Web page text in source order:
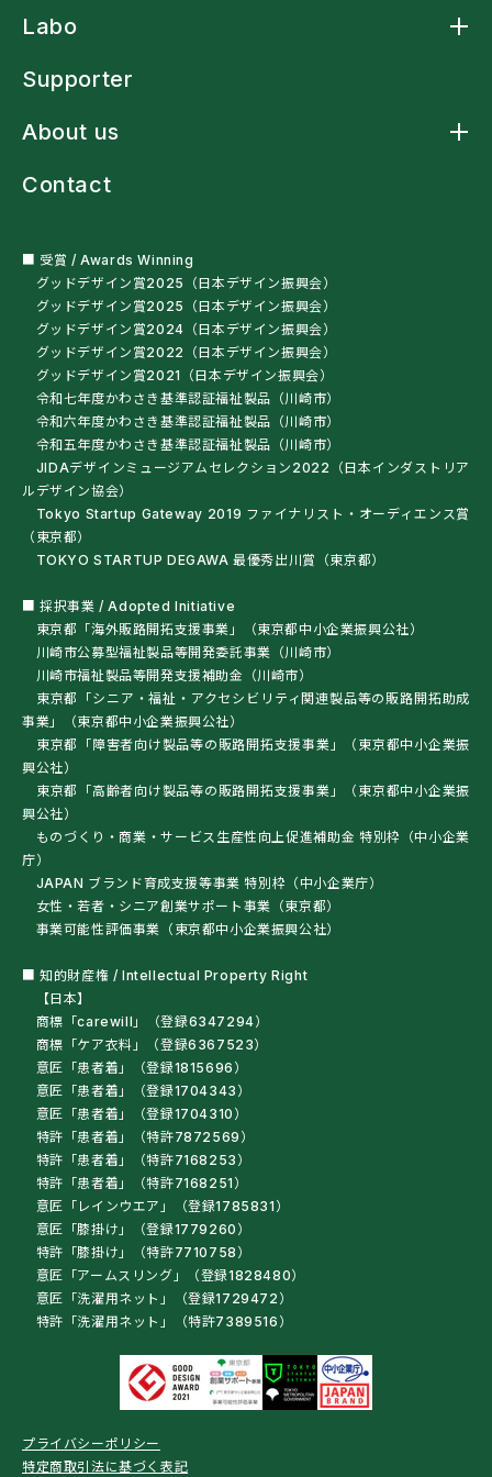
アームスリングケープ
アームスリング標準型
アームストラップシャツ
多機能レインウェア
ペットボトルオープナー
Labo
Supporter
About us
ニュース
会社概要
Contact
■ 受賞 / Awards Winning
グッドデザイン賞2025（日本デザイン振興会）
グッドデザイン賞2025（日本デザイン振興会）
グッドデザイン賞2024（日本デザイン振興会）
グッドデザイン賞2022（日本デザイン振興会）
グッドデザイン賞2021（日本デザイン振興会）
令和七年度かわさき基準認証福祉製品（川崎市）
令和六年度かわさき基準認証福祉製品（川崎市）
令和五年度かわさき基準認証福祉製品（川崎市）
JIDAデザインミュージアムセレクション2022（日本インダストリア
ルデザイン協会）
Tokyo Startup Gateway 2019 ファイナリスト・オーディエンス賞
（東京都）
TOKYO STARTUP DEGAWA 最優秀出川賞（東京都）
■ 採択事業 / Adopted Initiative
東京都「海外販路開拓支援事業」（東京都中小企業振興公社）
川崎市公募型福祉製品等開発委託事業（川崎市）
川崎市福祉製品等開発支援補助金（川崎市）
東京都「シニア・福祉・アクセシビリティ関連製品等の販路開拓助成
事業」（東京都中小企業振興公社）
東京都「障害者向け製品等の販路開拓支援事業」（東京都中小企業振
興公社）
東京都「高齢者向け製品等の販路開拓支援事業」（東京都中小企業振
興公社）
ものづくり・商業・サービス生産性向上促進補助金 特別枠（中小企業
庁）
JAPAN ブランド育成支援等事業 特別枠（中小企業庁）
女性・若者・シニア創業サポート事業（東京都）
事業可能性評価事業（東京都中小企業振興公社）
■ 知的財産権 / Intellectual Property Right
【日本】
商標「carewill」（登録6347294）
商標「ケア衣料」（登録6367523）
意匠「患者着」（登録1815696）
意匠「患者着」（登録1704343）
意匠「患者着」（登録1704310）
特許「患者着」（特許7872569）
特許「患者着」（特許7168253）
特許「患者着」（特許7168251）
意匠「レインウエア」（登録1785831）
意匠「膝掛け」（登録1779260）
特許「膝掛け」（特許7710758）
意匠「アームスリング」（登録1828480）
意匠「洗濯用ネット」（登録1729472）
特許「洗濯用ネット」（特許7389516）
プライバシーポリシー
特定商取引法に基づく表記